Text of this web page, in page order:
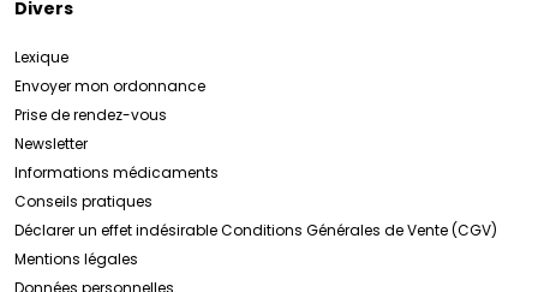
Divers
Lexique
Envoyer mon ordonnance
Prise de rendez-vous
Newsletter
Informations médicaments
Conseils pratiques
Déclarer un effet indésirableConditions Générales de Vente (CGV)
Mentions légales